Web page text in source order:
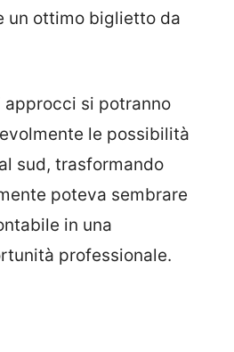
un ottimo biglietto da
si potranno
le possibilità
sud, trasformando
poteva sembrare
in una
professionale.